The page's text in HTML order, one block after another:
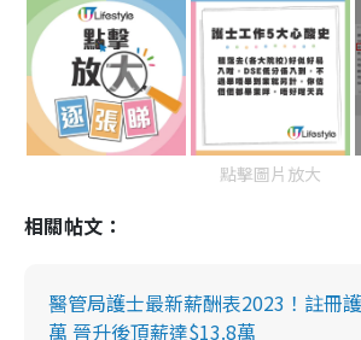
點擊圖片放大
相關帖文：
醫管局護士最新薪酬表2023！註冊
萬 晉升後頂薪達$13.8萬